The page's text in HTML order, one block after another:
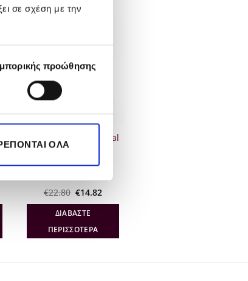
σε σχέση με την
προώθησης
ΌΛΑ
-35%
ΕΞΑΝΤΛΗΜΈΝΟ
Sebastian Professional
Hydre Treatment
€22.80 Original
was:
€22.80.
€14.82Η
ΔΙΑΒΆΣΤΕ
ΠΕΡΙΣΣΌΤΕΡΑ